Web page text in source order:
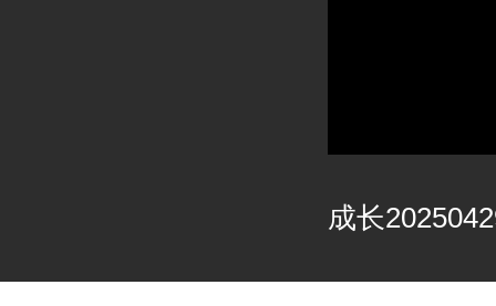
成长